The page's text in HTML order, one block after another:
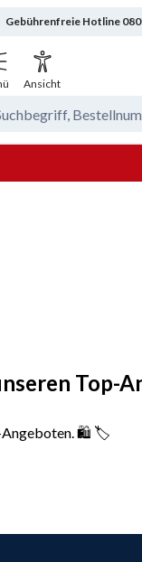
Gebührenfreie Hotline
Ansicht
Angeboten. 🛍️ 🏷️